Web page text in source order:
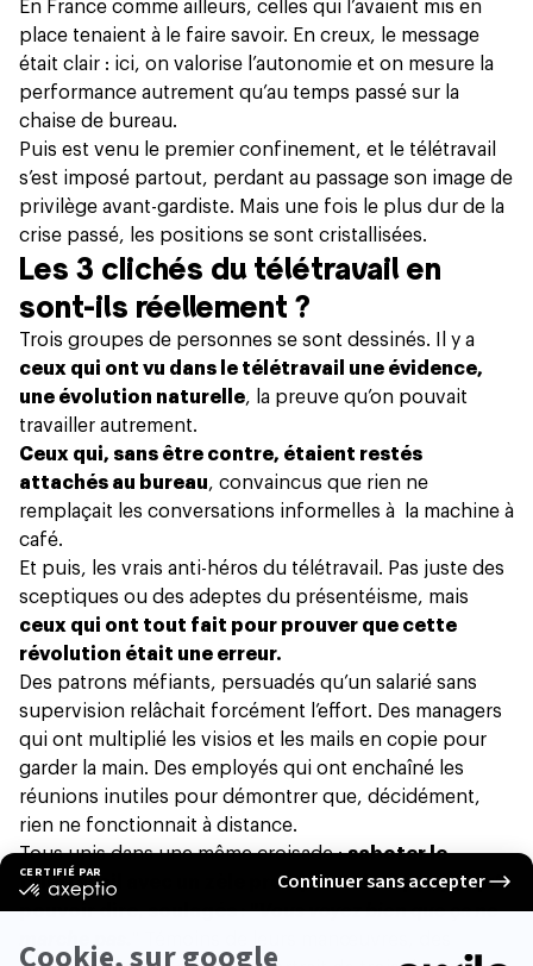
En France comme ailleurs, celles qui l’avaient mis en
place tenaient à le faire savoir. En creux, le message
était clair : ici, on valorise l’autonomie et on mesure la
performance autrement qu’au temps passé sur la
chaise de bureau.
Puis est venu le premier confinement, et le télétravail
s’est imposé partout, perdant au passage son image de
privilège avant-gardiste. Mais une fois le plus dur de la
crise passé, les positions se sont cristallisées.
Les 3 clichés du télétravail en
sont-ils réellement ?
Trois groupes de personnes se sont dessinés. Il y a
ceux qui ont vu dans le télétravail une évidence,
une évolution naturelle, la preuve qu’on pouvait
travailler autrement.
Ceux qui, sans être contre, étaient restés
attachés au bureau, convaincus que rien ne
remplaçait les conversations informelles à la machine à
café.
Et puis, les vrais anti-héros du télétravail. Pas juste des
sceptiques ou des adeptes du présentéisme, mais
ceux qui ont tout fait pour prouver que cette
révolution était une erreur.
Des patrons méfiants, persuadés qu’un salarié sans
supervision relâchait forcément l’effort. Des managers
qui ont multiplié les visios et les mails en copie pour
garder la main. Des employés qui ont enchaîné les
réunions inutiles pour démontrer que, décidément,
rien ne fonctionnait à distance.
Tous unis dans une même croisade :saboter le
télétravail avec un zèle presque artistique, jusqu’à
pouvoir dire, soulagés : "Vous voyez bien que ça ne